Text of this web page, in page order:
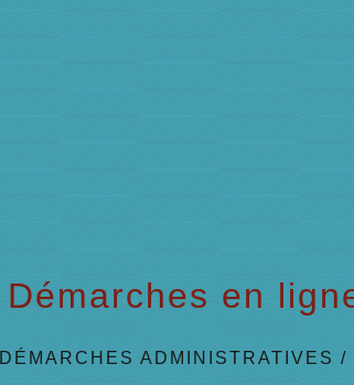
Démarches en
DÉMARCHES ADMINISTRATIVES /